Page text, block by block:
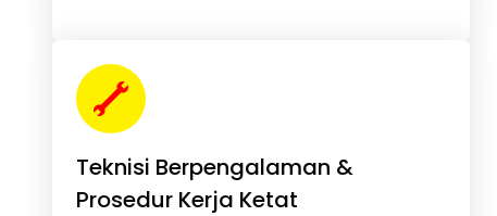
Teknisi Berpengalaman &
Prosedur Kerja Ketat